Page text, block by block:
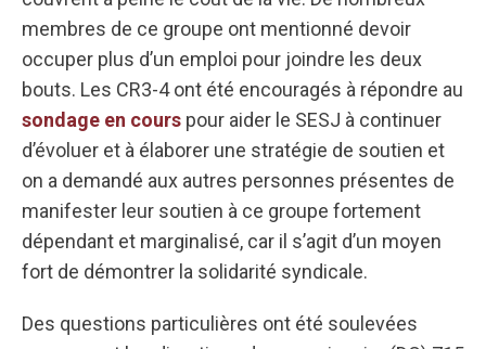
membres de ce groupe ont mentionné devoir
occuper plus d’un emploi pour joindre les deux
bouts. Les CR3-4 ont été encouragés à répondre au
sondage en cours pour aider le SESJ à continuer
d’évoluer et à élaborer une stratégie de soutien et
on a demandé aux autres personnes présentes de
manifester leur soutien à ce groupe fortement
dépendant et marginalisé, car il s’agit d’un moyen
fort de démontrer la solidarité syndicale.
Des questions particulières ont été soulevées